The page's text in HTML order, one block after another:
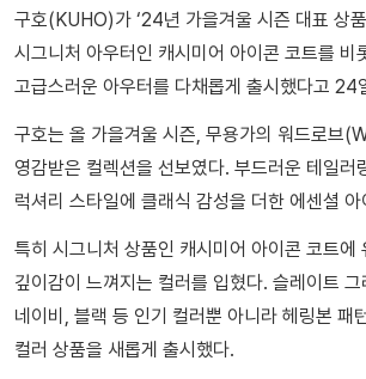
구호(KUHO)가 ‘24년 가을겨울 시즌 대표 상
시그니처 아우터인 캐시미어 아이콘 코트를 비
고급스러운 아우터를 다채롭게 출시했다고 24
구호는 올 가을겨울 시즌, 무용가의 워드로브
영감받은 컬렉션을 선보였다. 부드러운 테일러
럭셔리 스타일에 클래식 감성을 더한 에센셜
특히 시그니처 상품인 캐시미어 아이콘 코트에
깊이감이 느껴지는 컬러를 입혔다. 슬레이트
네이비, 블랙 등 인기 컬러뿐 아니라 헤링본 패
컬러 상품을 새롭게 출시했다.